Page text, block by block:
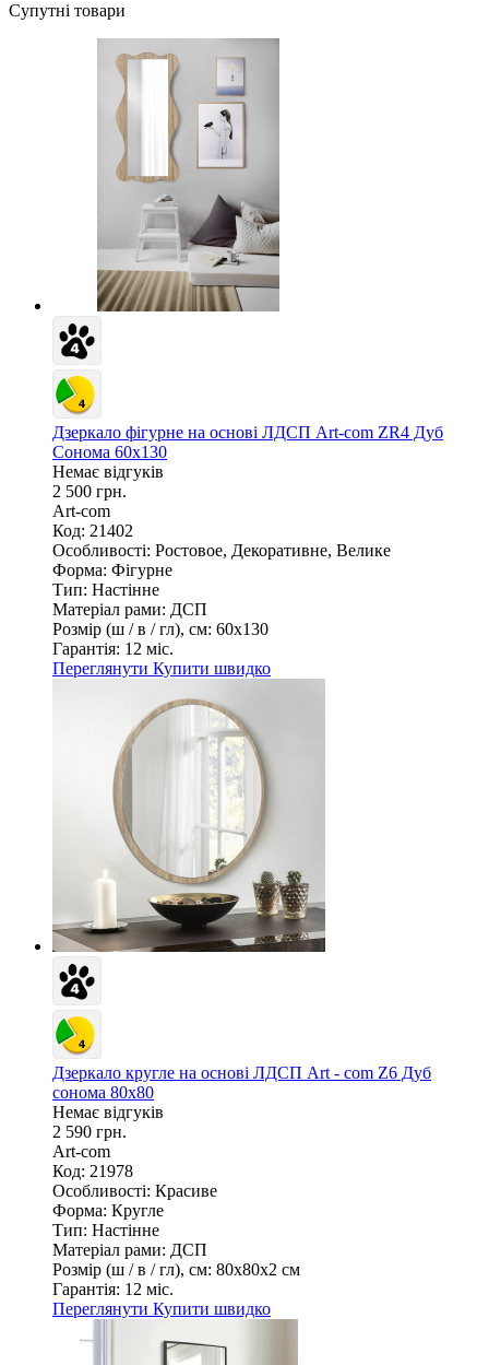
Супутні товари
Дзеркало фігурне на основі ЛДСП Art-com ZR4 Дуб
Сонома 60х130
Немає відгуків
2 500 грн.
Art-com
Код: 21402
Особливості: Ростовое, Декоративне, Велике
Форма: Фігурне
Тип: Настінне
Матеріал рами: ДСП
Розмір (ш / в / гл), см: 60х130
Гарантія: 12 міс.
Переглянути Купити швидко
Дзеркало кругле на основі ЛДСП Art - com Z6 Дуб
сонома 80х80
Немає відгуків
2 590 грн.
Art-com
Код: 21978
Особливості: Красиве
Форма: Кругле
Тип: Настінне
Матеріал рами: ДСП
Розмір (ш / в / гл), см: 80х80х2 см
Гарантія: 12 міс.
Переглянути Купити швидко